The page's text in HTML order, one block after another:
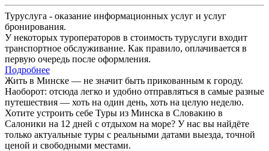
Туруслуга - оказание информационных услуг и услуг
бронирования.
У некоторых туроператоров в стоимость туруслуги входит
транспортное обслуживание. Как правило, оплачивается в
первую очередь после оформления.
Подробнее
Жить в Минске — не значит быть прикованным к городу.
Наоборот: отсюда легко и удобно отправляться в самые разные
путешествия — хоть на один день, хоть на целую неделю.
Хотите устроить себе Туры из Минска в Словакию в
Салоники на 12 дней с отдыхом на море? У нас вы найдёте
только актуальные туры с реальными датами выезда, точной
ценой и свободными местами.